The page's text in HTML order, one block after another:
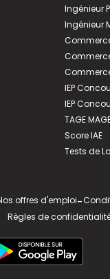
Ingénieur
Ingénieur
IEP
IEP
TAGE
Score IAE
Tests de
offres d'emploi-
Règles de